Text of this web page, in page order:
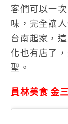
客們可以一
味，完全讓
台南起家，
化也有店了
聖。
員林美食 金